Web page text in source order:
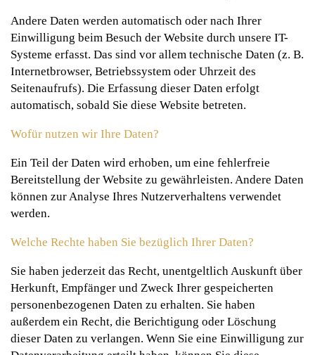
Andere Daten werden automatisch oder nach Ihrer
Einwilligung beim Besuch der Website durch unsere IT-
Systeme erfasst. Das sind vor allem technische Daten (z. B.
Internetbrowser, Betriebssystem oder Uhrzeit des
Seitenaufrufs). Die Erfassung dieser Daten erfolgt
automatisch, sobald Sie diese Website betreten.
Wofür nutzen wir Ihre Daten?
Ein Teil der Daten wird erhoben, um eine fehlerfreie
Bereitstellung der Website zu gewährleisten. Andere Daten
können zur Analyse Ihres Nutzerverhaltens verwendet
werden.
Welche Rechte haben Sie bezüglich Ihrer Daten?
Sie haben jederzeit das Recht, unentgeltlich Auskunft über
Herkunft, Empfänger und Zweck Ihrer gespeicherten
personenbezogenen Daten zu erhalten. Sie haben
außerdem ein Recht, die Berichtigung oder Löschung
dieser Daten zu verlangen. Wenn Sie eine Einwilligung zur